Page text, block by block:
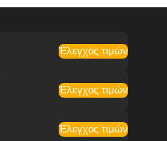
Έλεγχος τιμών
Έλεγχος τιμών
Έλεγχος τιμών